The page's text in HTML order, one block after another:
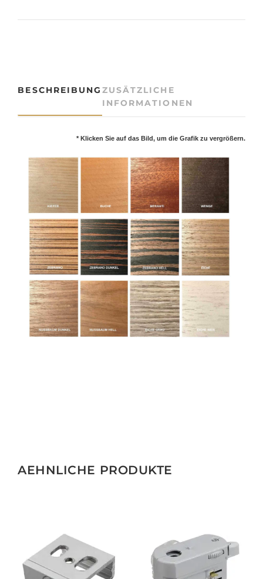
W
u
BESCHREIBUNG ZUSÄTZLICHE
INFORMATIONEN
* Klicken Sie auf das Bild, um die Grafik zu vergrößern.
AEHNLICHE PRODUKTE